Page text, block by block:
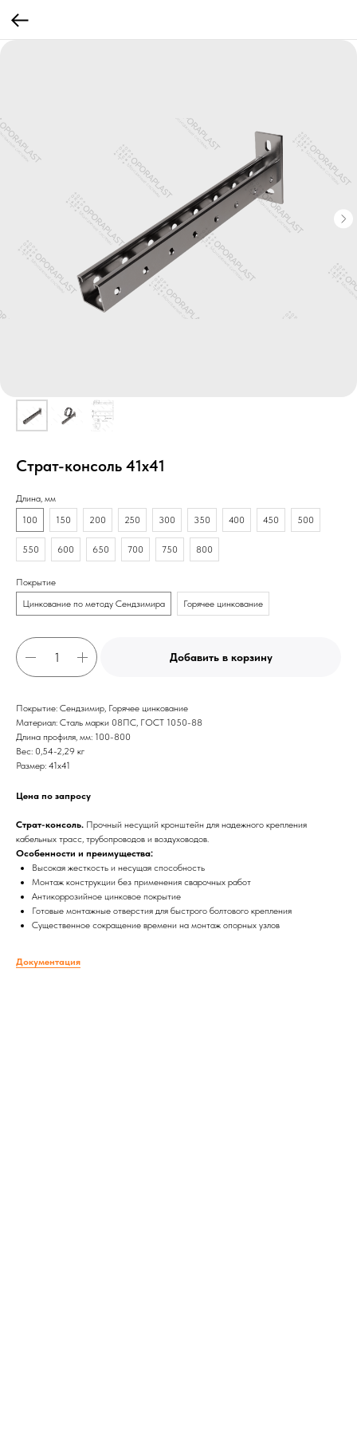
Страт-консоль 41х41
Длина, мм
100
150 200 250 300 350 400 450 500
550 600 650 700 750 800
Покрытие
Цинкование по методу Сендзимира
Горячее цинкование
Добавить в корзину
Покрытие: Сендзимир, Горячее цинкование
Материал: Сталь марки 08ПС, ГОСТ 1050-88
Длина профиля, мм: 100-800
Вес: 0,54-2,29 кг
Размер: 41х41
Цена по запросу
Страт-консоль. Прочный несущий кронштейн для надежного крепления
кабельных трасс, трубопроводов и воздуховодов.
Особенности и преимущества:
Высокая жесткость и несущая способность
Монтаж конструкции без применения сварочных работ
Антикоррозийное цинковое покрытие
Готовые монтажные отверстия для быстрого болтового крепления
Существенное сокращение времени на монтаж опорных узлов
Документация